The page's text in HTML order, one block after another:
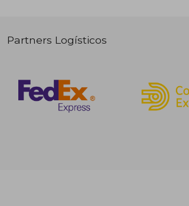
Partners Logísticos